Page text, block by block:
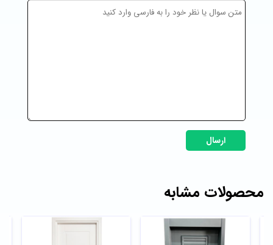
ارسال
محصولات مشابه